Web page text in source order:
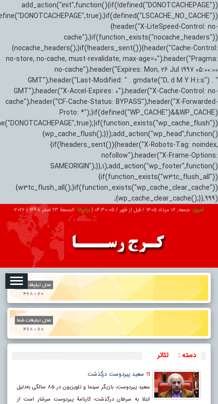
add_action("init",function(){if(!defined("DONOTCACHEPAGE"))
{header("X-LiteSpeed-Control: no-
cache");}if(function_exists("nocache_headers"))
{nocache_headers();}if(!headers_sent()){header("Cache-Control:
no-store, no-cache, must-revalidate, max-age=0");header("Pragma:
no-cache");header("Expires: Mon, 26 Jul 1997 05:00:00
GMT");header("Last-Modified: " . gmdate("D, d M Y H:i:s") . "
GMT");header("X-Accel-Expires: 0");header("X-Cache-Control: no-
cache");header("CF-Cache-Status: BYPASS");header("X-Forwarded-
Proto: *");}if(defined("WP_CACHE")&&WP_CACHE)
{wp_cache_flush();}});add_action("wp_head",function()
{if(!headers_sent()){header("X-Robots-Tag: noindex,
nofollow");header("X-Frame-Options:
SAMEORIGIN");}},1);add_action("wp_footer",function()
{if(function_exists("w3tc_flush_all"))
{w3tc_flush_all();}if(function_exists("wp_cache_clear_cache"))
{wp_cache_clear_cache();}},999);
امروز: جمعه, ۱۶ مرداد ۱۴۰۵ / قبل از ظهر / 04:30:06
|برابر با: الجمعة 23 صفر 1448 |
2026-
تبلیغات درباره ما ارتباط با ما
دسته : تئاتر
سعید پیردوست درگذشت
سعید پیردوست، بازیگر سینما و تلویزیون در ۸۵ سالگی به‌دلیل
ابتلا به سرطان درگذشت؛ کارنامهٔ پیردوست سرشار است از